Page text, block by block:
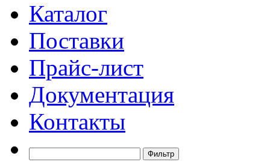
Каталог
Поставки
Прайс-лист
Документация
Контакты